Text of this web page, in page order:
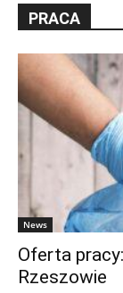
PRACA
News
Oferta
Rzeszowie